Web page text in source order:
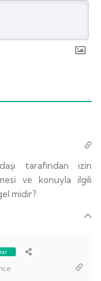
tarafından izin
ve konuyla ilgili
midir?